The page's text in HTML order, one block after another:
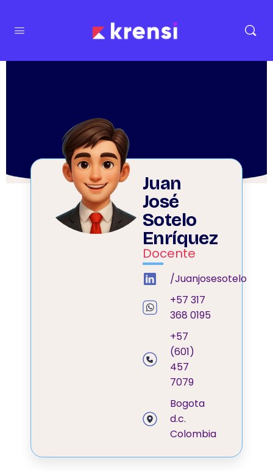
Juan
José
Sotelo
Enríquez
Docente
/Juanjosesotelo
+57 317
368 0195
+57
(601)
457
7079
Bogota
d.c.
Colombia